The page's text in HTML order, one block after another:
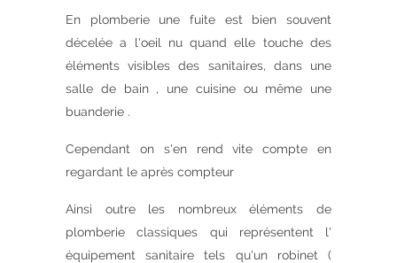
En plomberie une fuite est bien souvent
décelée a l'oeil nu quand elle touche des
éléments visibles des sanitaires, dans une
salle de bain , une cuisine ou même une
buanderie .
Cependant on s'en rend vite compte en
regardant le après compteur
Ainsi outre les nombreux éléments de
plomberie classiques qui représentent l'
équipement sanitaire tels qu'un robinet (